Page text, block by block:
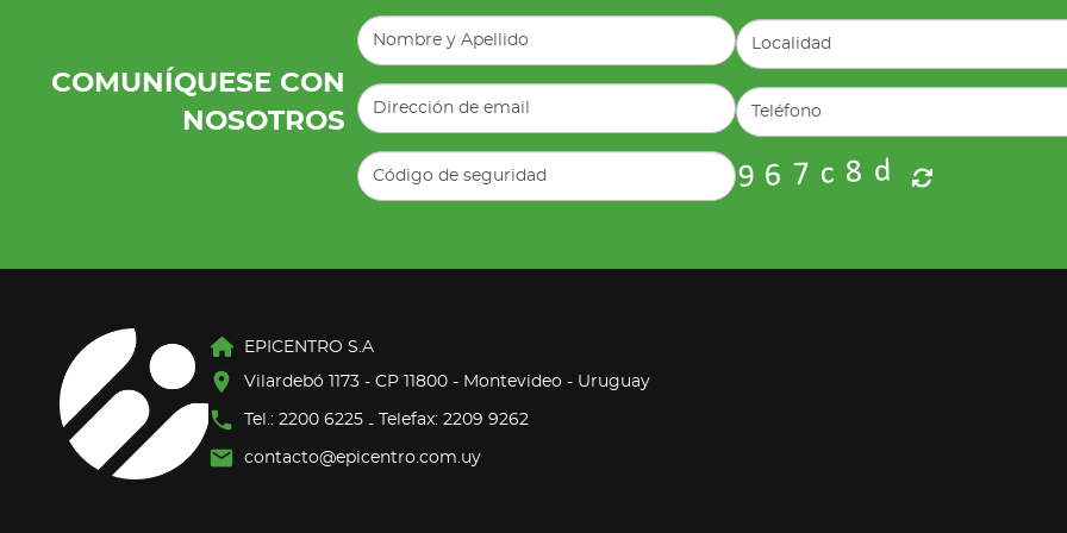
COMUNÍQUESE CON
NOSOTROS
EPICENTRO S.A
Vilardebó 1173 - CP 11800 - Montevideo - Uruguay
Tel.: 2200 6225 - Telefax: 2209 9262
contacto@epicentro.com.uy